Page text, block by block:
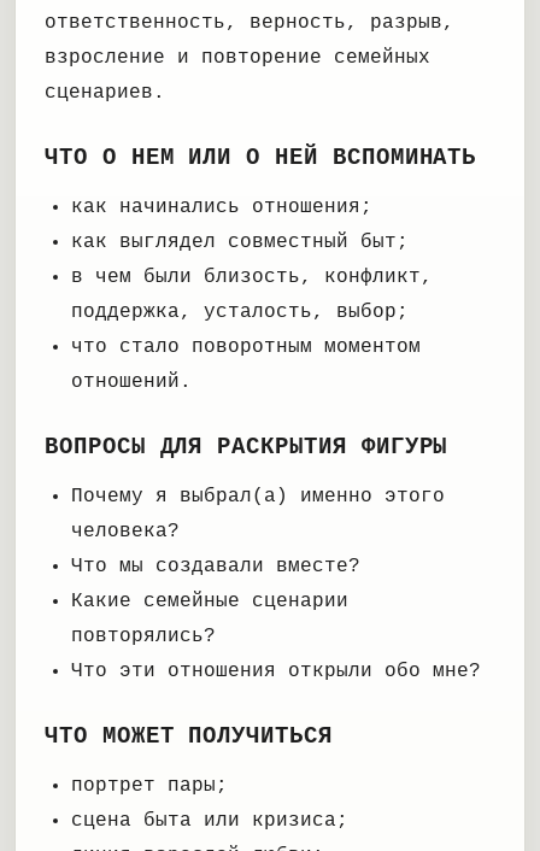
ответственность, верность, разрыв,
взросление и повторение семейных
сценариев.
ЧТО О НЕМ ИЛИ О НЕЙ ВСПОМИНАТЬ
как начинались отношения;
как выглядел совместный быт;
в чем были близость, конфликт,
поддержка, усталость, выбор;
что стало поворотным моментом
отношений.
ВОПРОСЫ ДЛЯ РАСКРЫТИЯ ФИГУРЫ
Почему я выбрал(а) именно этого
человека?
Что мы создавали вместе?
Какие семейные сценарии
повторялись?
Что эти отношения открыли обо мне?
ЧТО МОЖЕТ ПОЛУЧИТЬСЯ
портрет пары;
сцена быта или кризиса;